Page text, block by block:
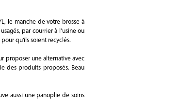
le manche de votre brosse à
par courrier à l’usine ou
qu’ils soient recyclés.
proposer une alternative avec
des produits proposés. Beau
aussi une panoplie de soins